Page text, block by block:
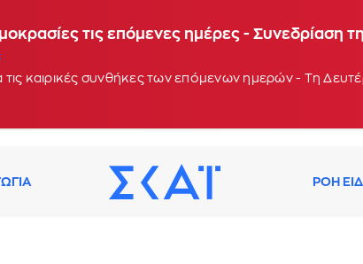
Σάμος και Ικαρία λόγω υψηλού κινδύνου
τις επόμενες ημέρες - Συνεδρίαση
τις καιρικές συνθήκες των επόμενων ημερών - Τη
ΡΟΗ